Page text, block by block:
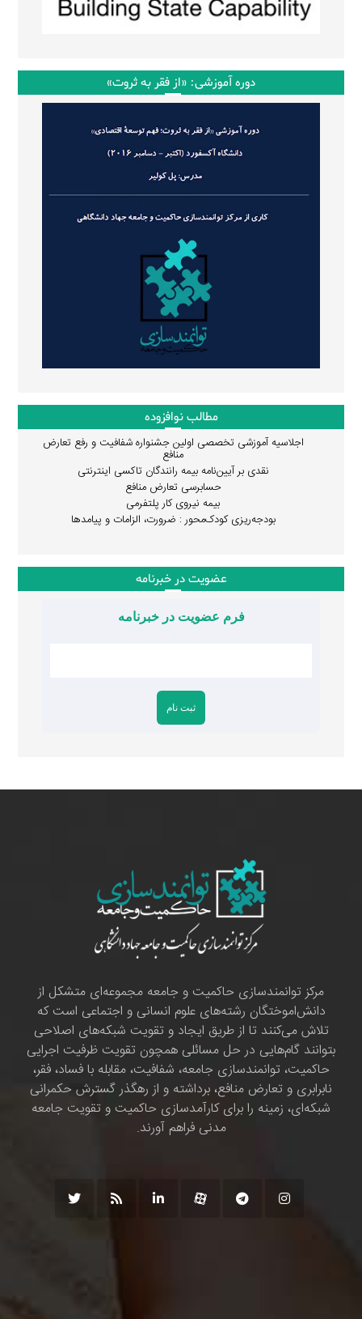
دوره آموزشی: «از فقر به ثروت»
مطالب نوافزوده
اجلاسیه آموزشی تخصصی اولین جشنواره شفافیت و رفع تعارض
منافع
نقدی بر آیین‌نامه بیمه رانندگان تاکسی اینترنتی
حسابرسی تعارض منافع
بیمه نیروی کار پلتفرمی
بودجه‌ریزی کودک‌محور : ضرورت، الزامات و پیامدها
عضویت در خبرنامه
فرم عضویت در خبرنامه
مرکز توانمندسازی حاکمیت و جامعه مجموعه‌ای متشکل از
دانش‌اموختگان رشته‌های علوم انسانی و اجتماعی است که
تلاش می‌کنند تا از طریق ایجاد و تقویت شبکه‌های اصلاحی
بتوانند گام‌هایی در حل مسائلی همچون تقویت ظرفیت اجرایی
حاکمیت، توانمندسازی جامعه، شفافیت، مقابله با فساد، فقر،
نابرابری و تعارض منافع، برداشته و از رهگذر گسترش حکمرانی
شبکه‌ای، زمینه را برای کارآمدسازی حاکمیت و تقویت جامعه
مدنی فراهم آورند.